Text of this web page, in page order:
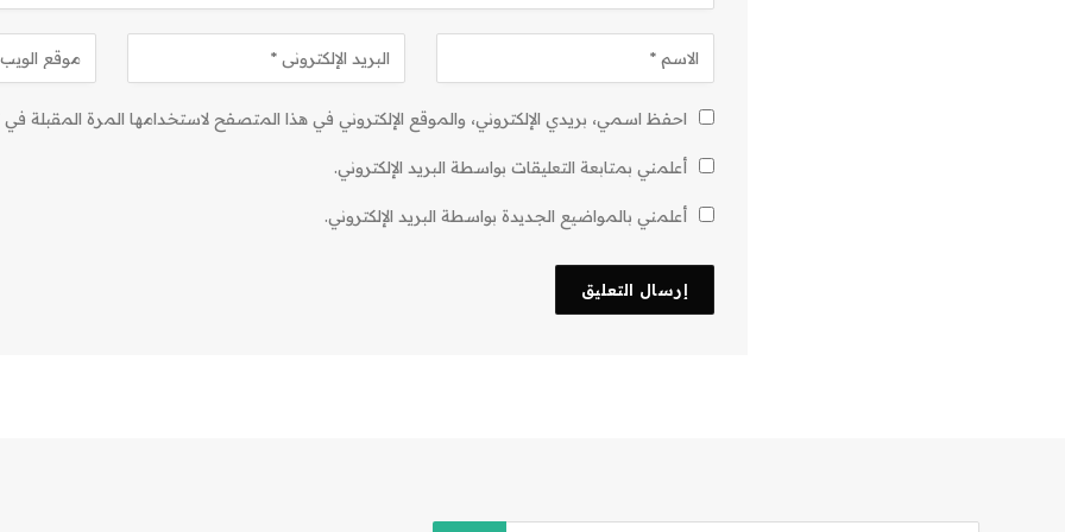
احفظ اسمي، بريدي الإلكتروني، والموقع الإلكتروني في هذا المتصفح لاستخدامها المرة المقبلة في
أعلمني بمتابعة التعليقات بواسطة البريد الإلكتروني.
أعلمني بالمواضيع الجديدة بواسطة البريد الإلكتروني.